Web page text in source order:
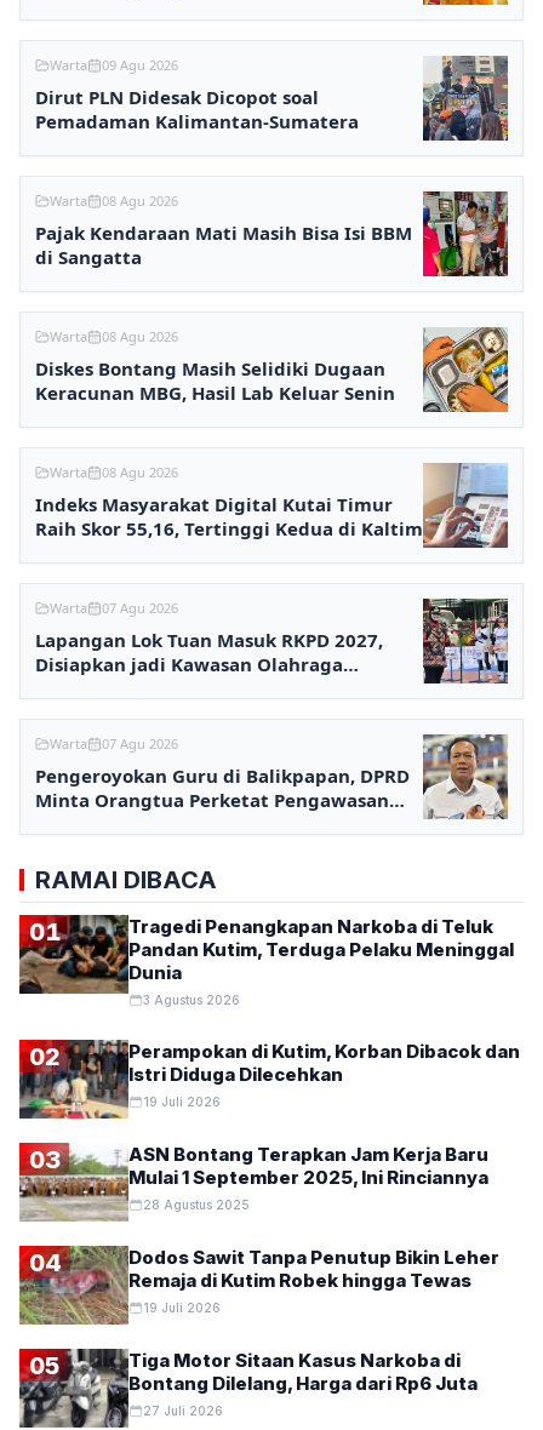
Warta 09 Agu 2026
Dirut PLN Didesak Dicopot soal
Pemadaman Kalimantan-Sumatera
Warta 08 Agu 2026
Pajak Kendaraan Mati Masih Bisa Isi BBM
di Sangatta
Warta 08 Agu 2026
Diskes Bontang Masih Selidiki Dugaan
Keracunan MBG, Hasil Lab Keluar Senin
Warta 08 Agu 2026
Indeks Masyarakat Digital Kutai Timur
Raih Skor 55,16, Tertinggi Kedua di Kaltim
Warta 07 Agu 2026
Lapangan Lok Tuan Masuk RKPD 2027,
Disiapkan jadi Kawasan Olahraga
Warta 07 Agu 2026
Pengeroyokan Guru di Balikpapan, DPRD
Minta Orangtua Perketat Pengawasan
RAMAI DIBACA
01
Tragedi Penangkapan Narkoba di Teluk
Pandan Kutim, Terduga Pelaku Meninggal
Dunia
3 Agustus 2026
02
Perampokan di Kutim, Korban Dibacok dan
Istri Diduga Dilecehkan
19 Juli 2026
03
ASN Bontang Terapkan Jam Kerja Baru
Mulai 1 September 2025, Ini Rinciannya
28 Agustus 2025
04
Dodos Sawit Tanpa Penutup Bikin Leher
Remaja di Kutim Robek hingga Tewas
19 Juli 2026
05
Tiga Motor Sitaan Kasus Narkoba di
Bontang Dilelang, Harga dari Rp6 Juta
27 Juli 2026